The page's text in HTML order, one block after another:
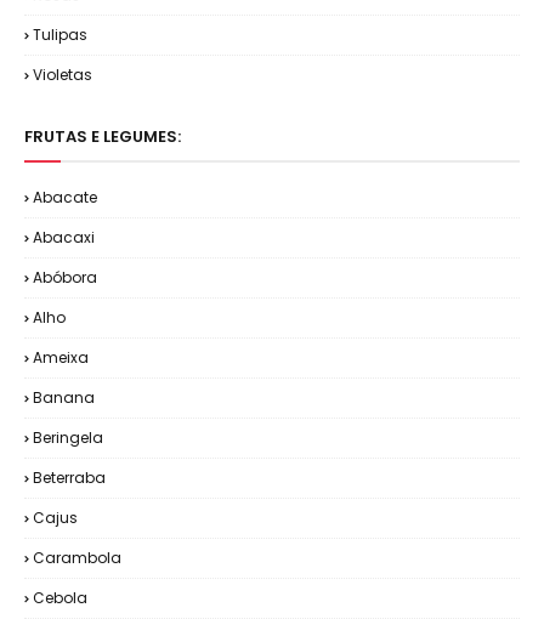
Tulipas
Violetas
FRUTAS E LEGUMES:
Abacate
Abacaxi
Abóbora
Alho
Ameixa
Banana
Beringela
Beterraba
Cajus
Carambola
Cebola